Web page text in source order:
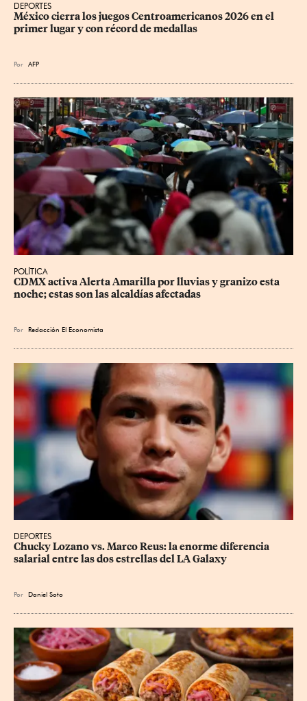
DEPORTES
México cierra los juegos Centroamericanos 2026 en el
primer lugar y con récord de medallas
Por AFP
POLÍTICA
CDMX activa Alerta Amarilla por lluvias y granizo esta
noche; estas son las alcaldías afectadas
Por Redacción El Economista
DEPORTES
Chucky Lozano vs. Marco Reus: la enorme diferencia
salarial entre las dos estrellas del LA Galaxy
Por Daniel Soto